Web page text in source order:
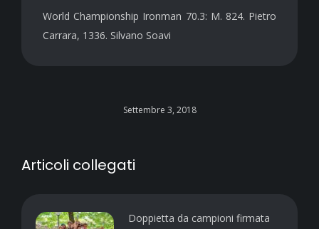
World Championship Ironman 70.3: M. 824. Pietro
Carrara, 1336. Silvano Soavi
Settembre 3, 2018
Articoli collegati
Doppietta da campioni firmata